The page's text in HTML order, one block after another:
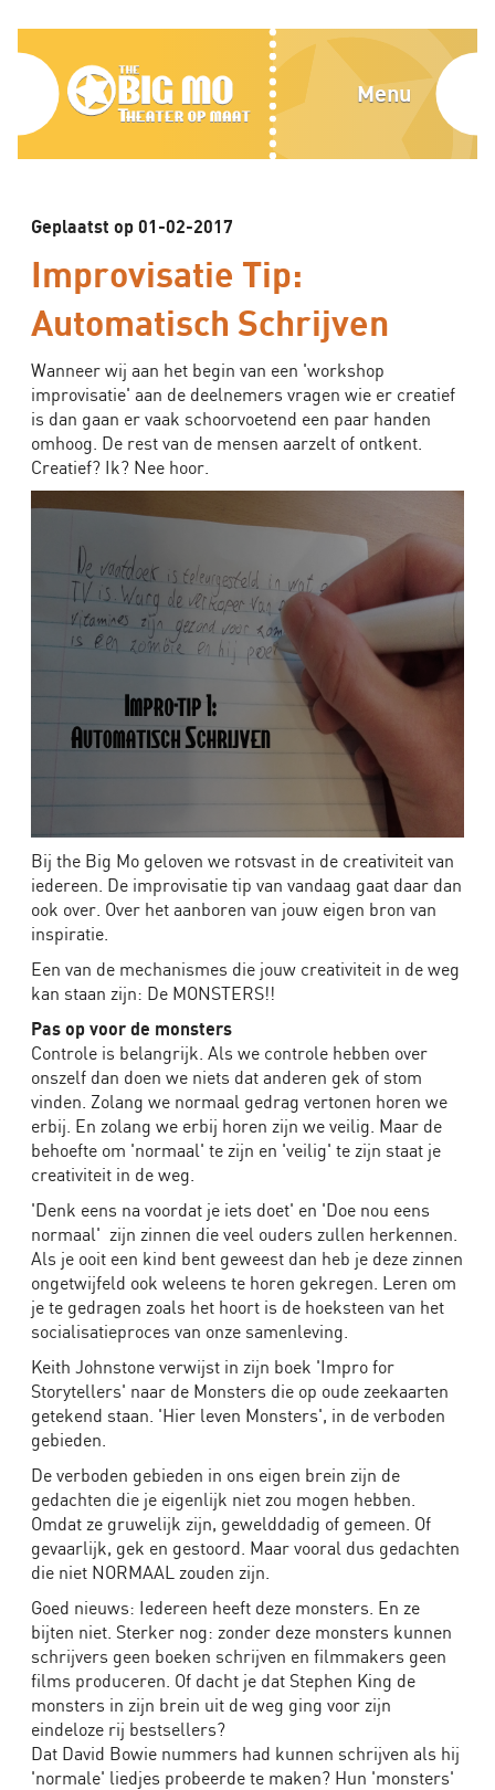
The
Theater
op
maat
Menu
Geplaatst op 01-02-2017
Improvisatie Tip:
Automatisch Schrijven
Wanneer wij aan het begin van een 'workshop
improvisatie' aan de deelnemers vragen wie er creatief
is dan gaan er vaak schoorvoetend een paar handen
omhoog. De rest van de mensen aarzelt of ontkent.
Creatief? Ik? Nee hoor.
Bij the Big Mo geloven we rotsvast in de creativiteit van
iedereen. De improvisatie tip van vandaag gaat daar dan
ook over. Over het aanboren van jouw eigen bron van
inspiratie.
Een van de mechanismes die jouw creativiteit in de weg
kan staan zijn: De MONSTERS!!
Pas op voor de monsters
Controle is belangrijk. Als we controle hebben over
onszelf dan doen we niets dat anderen gek of stom
vinden. Zolang we normaal gedrag vertonen horen we
erbij. En zolang we erbij horen zijn we veilig. Maar de
behoefte om 'normaal' te zijn en 'veilig' te zijn staat je
creativiteit in de weg.
'Denk eens na voordat je iets doet' en 'Doe nou eens
normaal' zijn zinnen die veel ouders zullen herkennen.
Als je ooit een kind bent geweest dan heb je deze zinnen
ongetwijfeld ook weleens te horen gekregen. Leren om
je te gedragen zoals het hoort is de hoeksteen van het
socialisatieproces van onze samenleving.
Keith Johnstone verwijst in zijn boek 'Impro for
Storytellers' naar de Monsters die op oude zeekaarten
getekend staan. 'Hier leven Monsters', in de verboden
gebieden.
De verboden gebieden in ons eigen brein zijn de
gedachten die je eigenlijk niet zou mogen hebben.
Omdat ze gruwelijk zijn, gewelddadig of gemeen. Of
gevaarlijk, gek en gestoord. Maar vooral dus gedachten
die niet NORMAAL zouden zijn.
Goed nieuws: Iedereen heeft deze monsters. En ze
bijten niet. Sterker nog: zonder deze monsters kunnen
schrijvers geen boeken schrijven en filmmakers geen
films produceren. Of dacht je dat Stephen King de
monsters in zijn brein uit de weg ging voor zijn
eindeloze rij bestsellers?
Dat David Bowie nummers had kunnen schrijven als hij
'normale' liedjes probeerde te maken? Hun 'monsters'
Home
Blog
Over
Contact
Alles
Bedrijven
Scholen
Improvisatie
tips
Bedrijven
Scholen
Theater